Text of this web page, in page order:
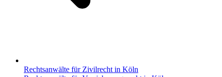
Rechtsanwälte für Zivilrecht in Köln